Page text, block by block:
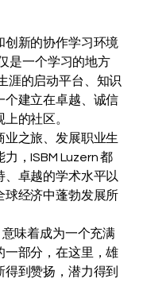
创新的协作学习环境
是一个学习的地方
的启动平台、知识
个建立在卓越、诚信
的社区。
业之旅、发展职业生
，ISBM Luzern 都
、卓越的学术水平以
球经济中蓬勃发展所
意味着成为一个充满
一部分，在这里，雄
到赞扬，潜力得到